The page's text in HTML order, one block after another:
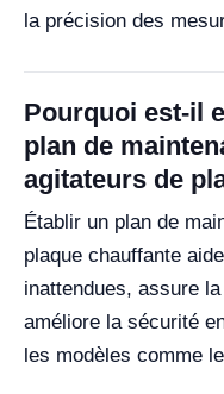
la précision des
Pourquoi est-il
plan de
agitateurs de
Établir un plan de
plaque chauffante
inattendues, assure
améliore la sécurité
les modèles comme